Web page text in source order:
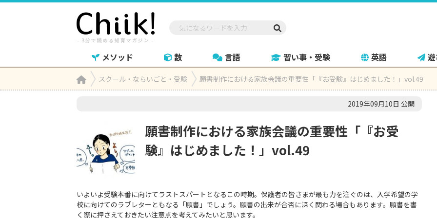
メソッド 数 言語 習い事・受験 英語
Homeスクール・ならいごと・受験 願書制作における家族会議の重要性「『お受験』はじめました！」vol.49
2019年09月10日 公開
願書制作における家族会議の重要性「『お受
験』はじめました！」vol.49
いよいよ受験本番に向けてラストスパートとなるこの時期。保護者の皆さまが最も力を注ぐのは、入学希望の学
校に向けてのラブレターともなる「願書」でしょう。願書の出来が合否に深く関わる場合もあります。願書を書
く際に押さえておきたい注意点を考えてみたいと思います。